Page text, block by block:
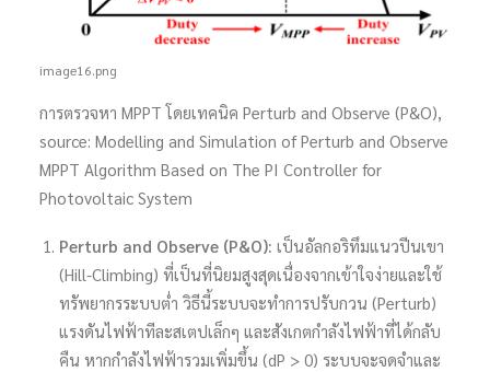
image16.png
การตรวจหา MPPT โดยเทคนิค Perturb and Observe (P&O),
source: Modelling and Simulation of Perturb and Observe
MPPT Algorithm Based on The PI Controller for
Photovoltaic System
Perturb and Observe (P&O): เป็นอัลกอริทึมแนวปีนเขา
(Hill-Climbing) ที่เป็นที่นิยมสูงสุดเนื่องจากเข้าใจง่ายและใช้
ทรัพยากรระบบต่ำ วิธีนี้ระบบจะทำการปรับกวน (Perturb)
แรงดันไฟฟ้าทีละสเตปเล็กๆ และสังเกตกำลังไฟฟ้าที่ได้กลับ
คืน หากกำลังไฟฟ้ารวมเพิ่มขึ้น (dP > 0) ระบบจะจดจำและ